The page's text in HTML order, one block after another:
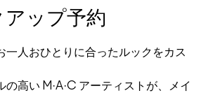
アップ予約
一人おひとりに合ったルックをカス
の高い M·A·C アーティストが、メイ